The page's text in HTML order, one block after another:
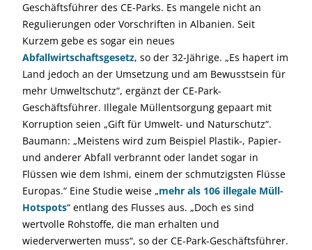
Geschäftsführer des CE-Parks. Es mangele nicht an
Regulierungen oder Vorschriften in Albanien. Seit
Kurzem gebe es sogar ein neues
Abfallwirtschaftsgesetz, so der 32-Jährige. „Es hapert im
Land jedoch an der Umsetzung und am Bewusstsein für
mehr Umweltschutz“, ergänzt der CE-Park-
Geschäftsführer. Illegale Müllentsorgung gepaart mit
Korruption seien „Gift für Umwelt- und Naturschutz“.
Baumann: „Meistens wird zum Beispiel Plastik-, Papier-
und anderer Abfall verbrannt oder landet sogar in
Flüssen wie dem Ishmi, einem der schmutzigsten Flüsse
Europas.“ Eine Studie weise „mehr als 106 illegale Müll-
Hotspots“ entlang des Flusses aus. „Doch es sind
wertvolle Rohstoffe, die man erhalten und
wiederverwerten muss“, so der CE-Park-Geschäftsführer.